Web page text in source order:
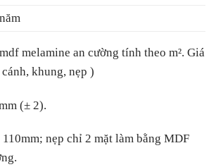
melamine an cường tính theo m². Giá
khung, nẹp )
(± 2).
nẹp chỉ 2 mặt làm bằng MDF